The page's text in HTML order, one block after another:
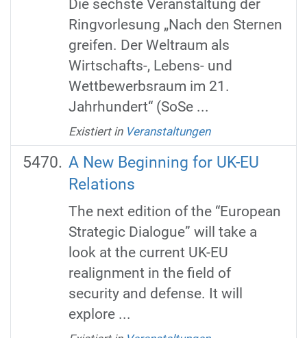
Die sechste Veranstaltung der
Ringvorlesung „Nach den Sternen
greifen. Der Weltraum als
Wirtschafts-, Lebens- und
Wettbewerbsraum im 21.
Jahrhundert“ (SoSe ...
Existiert in Veranstaltungen
A New Beginning for UK-EU
Relations
The next edition of the “European
Strategic Dialogue” will take a
look at the current UK-EU
realignment in the field of
security and defense. It will
explore ...